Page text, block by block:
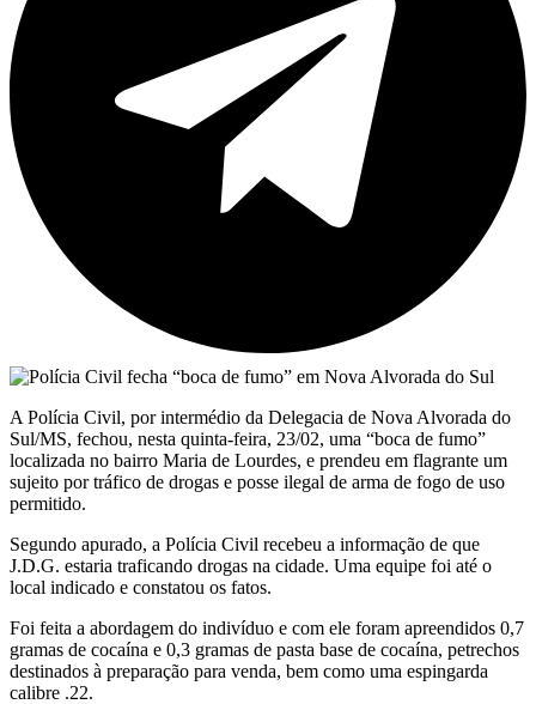
A Polícia Civil, por intermédio da Delegacia de Nova Alvorada do
Sul/MS, fechou, nesta quinta-feira, 23/02, uma “boca de fumo”
localizada no bairro Maria de Lourdes, e prendeu em flagrante um
sujeito por tráfico de drogas e posse ilegal de arma de fogo de uso
permitido.
Segundo apurado, a Polícia Civil recebeu a informação de que
J.D.G. estaria traficando drogas na cidade. Uma equipe foi até o
local indicado e constatou os fatos.
Foi feita a abordagem do indivíduo e com ele foram apreendidos 0,7
gramas de cocaína e 0,3 gramas de pasta base de cocaína, petrechos
destinados à preparação para venda, bem como uma espingarda
calibre .22.